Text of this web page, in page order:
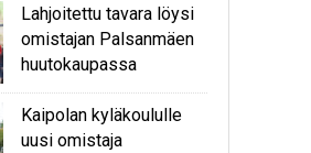
Lahjoitettu tavara löysi
omistajan Palsanmäen
huutokaupassa
Kaipolan kyläkoululle
uusi omistaja